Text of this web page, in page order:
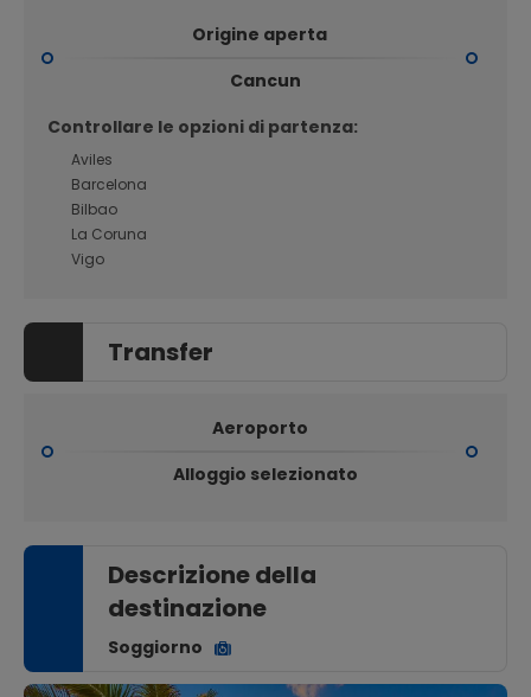
Origine aperta
Cancun
Controllare le opzioni di partenza:
Aviles
Barcelona
Bilbao
La Coruna
Vigo
Transfer
Aeroporto
Alloggio selezionato
Descrizione della
destinazione
Soggiorno